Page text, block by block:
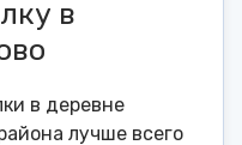
в
в деревне
лучше всего